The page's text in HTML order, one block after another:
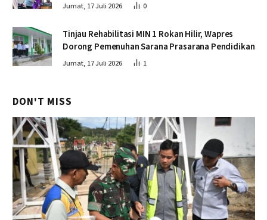
Jumat, 17 Juli 2026 0
Tinjau Rehabilitasi MIN 1 Rokan Hilir, Wapres
Dorong Pemenuhan Sarana Prasarana Pendidikan
Jumat, 17 Juli 2026 1
DON'T MISS